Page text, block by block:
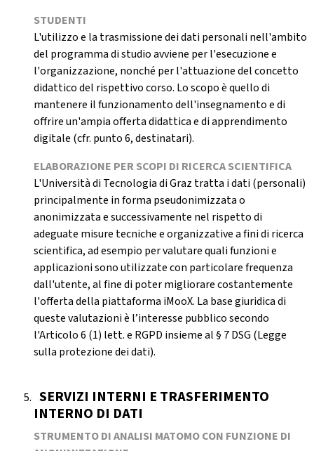
STUDENTI
L'utilizzo e la trasmissione dei dati personali nell'ambito
del programma di studio avviene per l'esecuzione e
l'organizzazione, nonché per l'attuazione del concetto
didattico del rispettivo corso. Lo scopo è quello di
mantenere il funzionamento dell'insegnamento e di
offrire un'ampia offerta didattica e di apprendimento
digitale (cfr. punto 6, destinatari).
ELABORAZIONE PER SCOPI DI RICERCA SCIENTIFICA
L'Università di Tecnologia di Graz tratta i dati (personali)
principalmente in forma pseudonimizzata o
anonimizzata e successivamente nel rispetto di
adeguate misure tecniche e organizzative a fini di ricerca
scientifica, ad esempio per valutare quali funzioni e
applicazioni sono utilizzate con particolare frequenza
dall'utente, al fine di poter migliorare costantemente
l'offerta della piattaforma iMooX. La base giuridica di
queste valutazioni è l’interesse pubblico secondo
l'Articolo 6 (1) lett. e RGPD insieme al § 7 DSG (Legge
sulla protezione dei dati).
SERVIZI INTERNI E TRASFERIMENTO
INTERNO DI DATI
STRUMENTO DI ANALISI MATOMO CON FUNZIONE DI